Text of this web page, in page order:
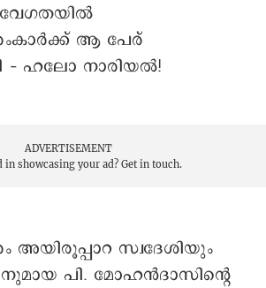
ആ പേര്
– ഹലോ നാരിയൽ!
ADVERTISEMENT
in showcasing your ad? Get in touch.
അയിരൂപ്പാറ സ്വദേശിയും
പി. മോഹൻദാസിന്റെ